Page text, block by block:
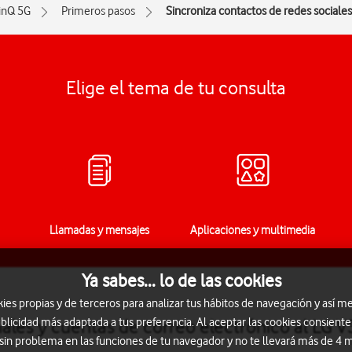
5G Primeros pasos Sincroniza contactos de redes
Elige el tema de tu consulta
Llamadas y mensajes Aplicaciones y multimedia
y cuentas de correo electrónico al LG
Ya sabes... lo de las cookies
propias y de terceros para analizar tus hábitos de navegación y así
más adaptada a tus preferencia. Al aceptar las cookies
problema en las funciones de tu navegador y no te llevará más de 4